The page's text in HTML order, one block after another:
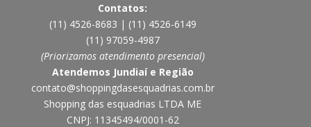
Contatos:
(11) 4526-8683 | (11) 4526-6149
(11) 97059-4987
(Priorizamos atendimento presencial)
Atendemos Jundiaí e Região
contato@shoppingdasesquadrias.com.br
Shopping das esquadrias LTDA ME
CNPJ: 11345494/0001-62